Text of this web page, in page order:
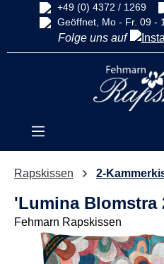
springen
+49 (0) 4372 / 1269
Geöffnet, Mo - Fr. 09 -
Folge uns auf
Rapskissen 2-
'Lumina Blomstra
Fehmarn Rapskissen
Bildergalerie überspringen